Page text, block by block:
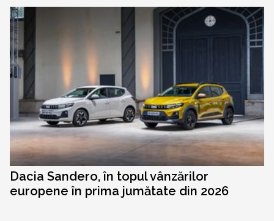
Dacia Sandero, în topul vânzărilor
europene în prima jumătate din 2026